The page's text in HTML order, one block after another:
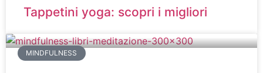
Tappetini yoga: scopri i migliori
MINDFULNESS